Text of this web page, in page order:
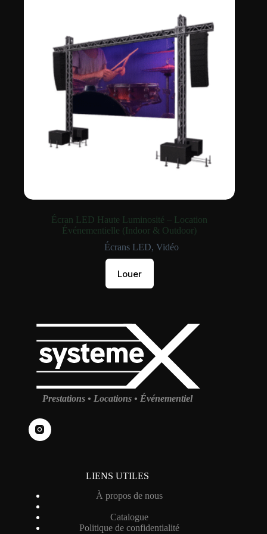
Écran LED Haute Luminosité – Location
Événementielle (Indoor & Outdoor)
Écrans LED, Vidéo
Louer
Prestations • Locations • Événementiel
LIENS UTILES
À propos de nous
Catalogue
Politique de confidentialité